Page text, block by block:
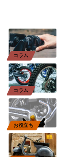
コラム
コラム
お役立ち